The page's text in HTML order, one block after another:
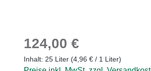
Regulärer Preis:
124,00 €
Inhalt: 25 Liter (4,96 € / 1 Liter)